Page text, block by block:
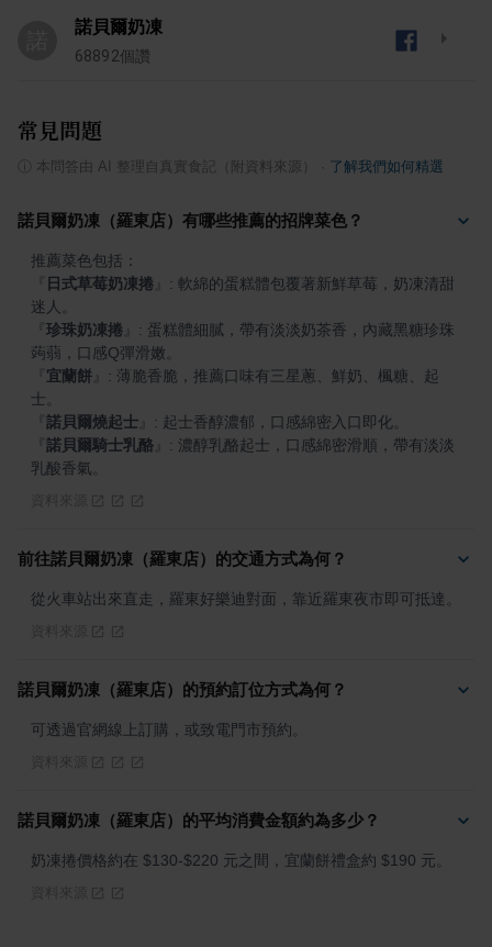
諾貝爾奶凍
68892個讚
常見問題
本問答由 AI 整理自真實食記（附資料來源） 了解我們如何精選
諾貝爾奶凍（羅東店）有哪些推薦的招牌菜色？
日式草莓奶凍捲
: 軟綿的蛋糕體包覆著新鮮草莓，奶凍清甜
珍珠奶凍捲
: 蛋糕體細膩，帶有淡淡奶茶香，內藏黑糖珍珠
宜蘭餅
: 薄脆香脆，推薦口味有三星蔥、鮮奶、楓糖、起
諾貝爾燒起士
諾貝爾騎士乳酪
: 濃醇乳酪起士，口感綿密滑順，帶有淡淡
乳酸香氣。
前往諾貝爾奶凍（羅東店）的交通方式為何？
從火車站出來直走，羅東好樂迪對面，靠近羅東夜市即可抵達。
諾貝爾奶凍（羅東店）的預約訂位方式為何？
可透過官網線上訂購，或致電門市預約。
諾貝爾奶凍（羅東店）的平均消費金額約為多少？
奶凍捲價格約在 $130-$220 元之間，宜蘭餅禮盒約 $190 元。